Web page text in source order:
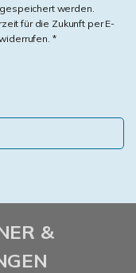
werden.
für die Zukunft per E-
*
&